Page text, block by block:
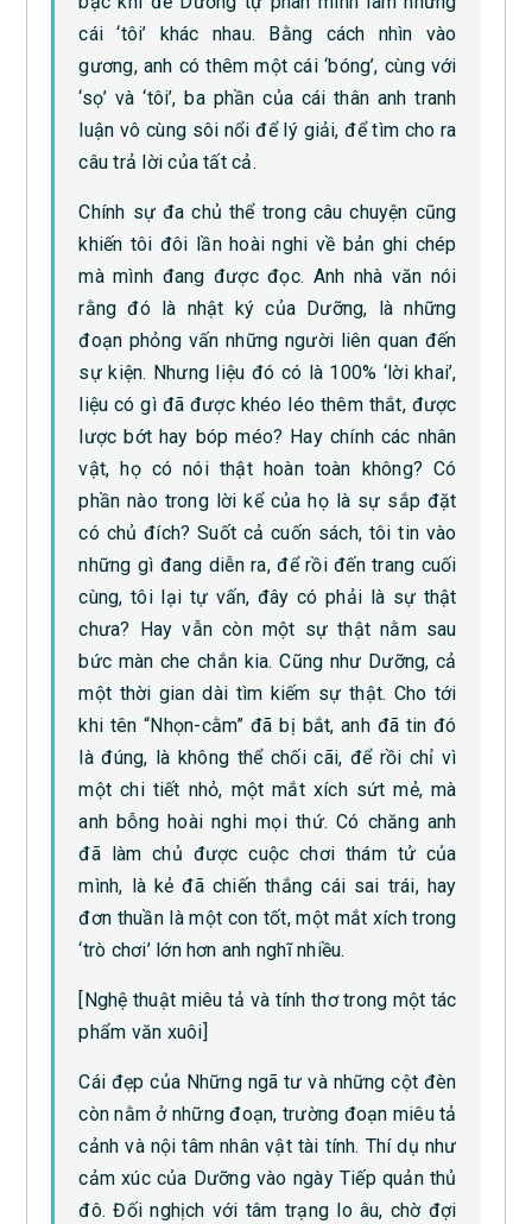
cái ‘tôi’ khác nhau. Bằng cách nhìn vào
gương, anh có thêm một cái ‘bóng’, cùng với
‘sọ’ và ‘tôi’, ba phần của cái thân anh tranh
luận vô cùng sôi nổi để lý giải, để tìm cho ra
câu trả lời của tất cả.
Chính sự đa chủ thể trong câu chuyện cũng
khiến tôi đôi lần hoài nghi về bản ghi chép
mà mình đang được đọc. Anh nhà văn nói
rằng đó là nhật ký của Dưỡng, là những
đoạn phỏng vấn những người liên quan đến
sự kiện. Nhưng liệu đó có là 100% ‘lời khai’,
liệu có gì đã được khéo léo thêm thắt, được
lược bớt hay bóp méo? Hay chính các nhân
vật, họ có nói thật hoàn toàn không? Có
phần nào trong lời kể của họ là sự sắp đặt
có chủ đích? Suốt cả cuốn sách, tôi tin vào
những gì đang diễn ra, để rồi đến trang cuối
cùng, tôi lại tự vấn, đây có phải là sự thật
chưa? Hay vẫn còn một sự thật nằm sau
bức màn che chắn kia. Cũng như Dưỡng, cả
một thời gian dài tìm kiếm sự thật. Cho tới
khi tên “Nhọn-cằm” đã bị bắt, anh đã tin đó
là đúng, là không thể chối cãi, để rồi chỉ vì
một chi tiết nhỏ, một mắt xích sứt mẻ, mà
anh bỗng hoài nghi mọi thứ. Có chăng anh
đã làm chủ được cuộc chơi thám tử của
mình, là kẻ đã chiến thắng cái sai trái, hay
đơn thuần là một con tốt, một mắt xích trong
‘trò chơi’ lớn hơn anh nghĩ nhiều.
[Nghệ thuật miêu tả và tính thơ trong một tác
phẩm văn xuôi]
Cái đẹp của Những ngã tư và những cột đèn
còn nằm ở những đoạn, trường đoạn miêu tả
cảnh và nội tâm nhân vật tài tính. Thí dụ như
cảm xúc của Dưỡng vào ngày Tiếp quản thủ
đô. Đối nghịch với tâm trạng lo âu, chờ đợi